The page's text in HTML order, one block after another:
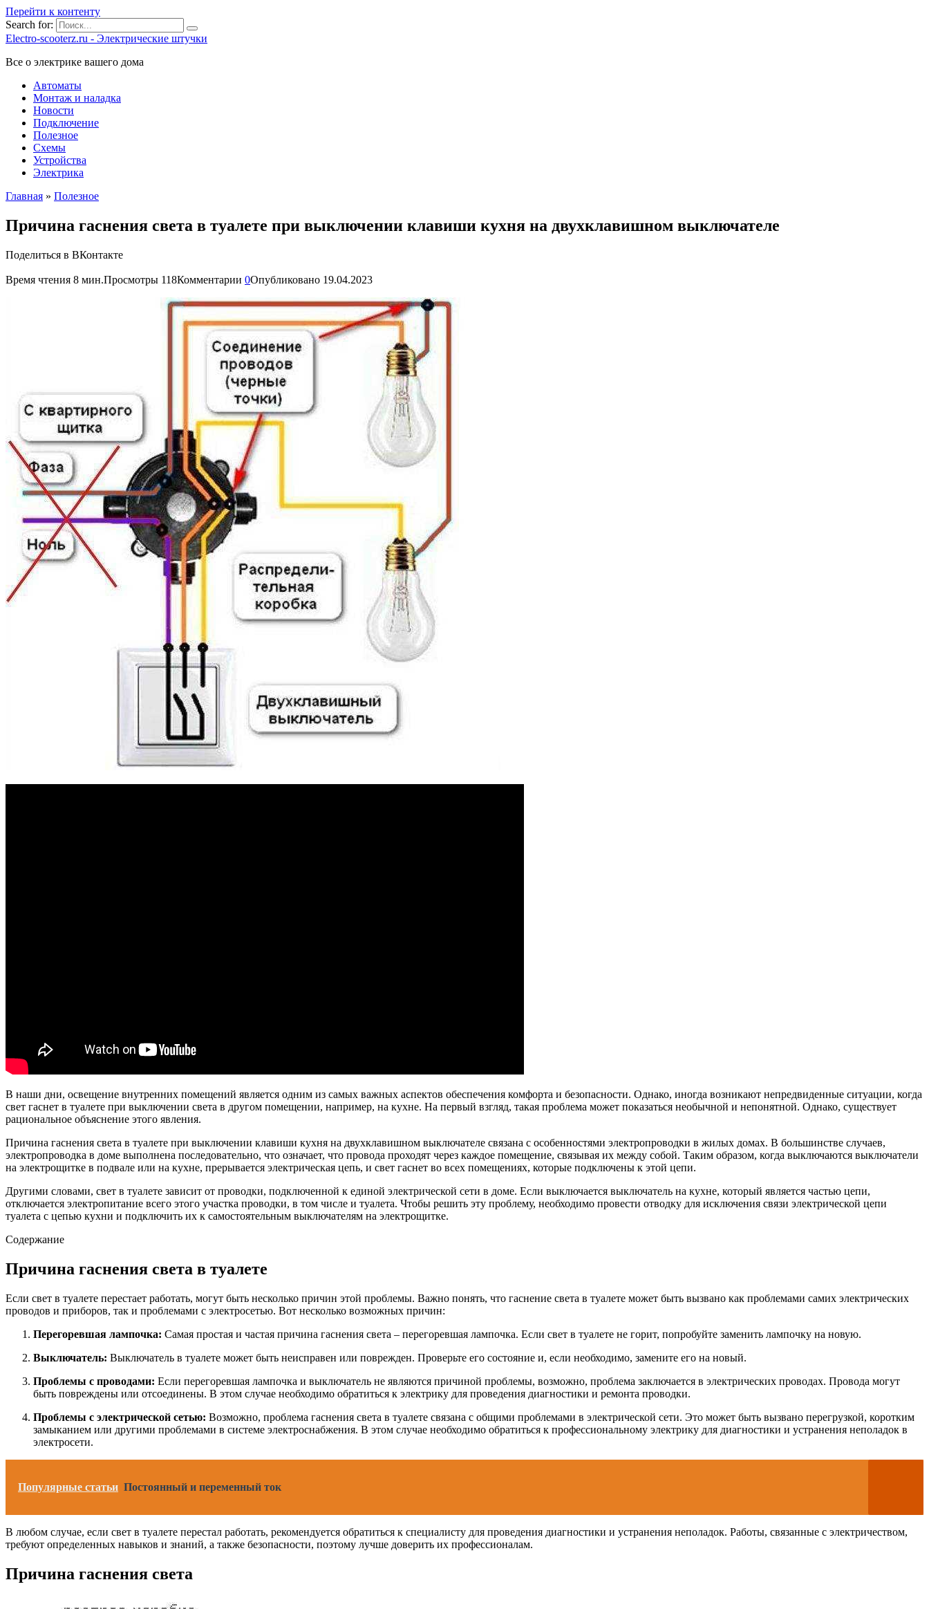
Перейти к контенту
Search for:
Electro-scooterz.ru - Электрические штучки
Все о электрике вашего дома
Автоматы
Монтаж и наладка
Новости
Подключение
Полезное
Схемы
Устройства
Электрика
Главная » Полезное
Причина гаснения света в туалете при выключении клавиши кухня на двухклавишном выключателе
Поделиться в ВКонтакте
Время чтения 8 мин.Просмотры 118Комментарии 0Опубликовано 19.04.2023
В наши дни, освещение внутренних помещений является одним из самых важных аспектов обеспечения комфорта и безопасности. Однако, иногда возникают непредвиденные ситуации, когда
свет гаснет в туалете при выключении света в другом помещении, например, на кухне. На первый взгляд, такая проблема может показаться необычной и непонятной. Однако, существует
рациональное объяснение этого явления.
Причина гаснения света в туалете при выключении клавиши кухня на двухклавишном выключателе связана с особенностями электропроводки в жилых домах. В большинстве случаев,
электропроводка в доме выполнена последовательно, что означает, что провода проходят через каждое помещение, связывая их между собой. Таким образом, когда выключаются выключатели
на электрощитке в подвале или на кухне, прерывается электрическая цепь, и свет гаснет во всех помещениях, которые подключены к этой цепи.
Другими словами, свет в туалете зависит от проводки, подключенной к единой электрической сети в доме. Если выключается выключатель на кухне, который является частью цепи,
отключается электропитание всего этого участка проводки, в том числе и туалета. Чтобы решить эту проблему, необходимо провести отводку для исключения связи электрической цепи
туалета с цепью кухни и подключить их к самостоятельным выключателям на электрощитке.
Содержание
Причина гаснения света в туалете
Если свет в туалете перестает работать, могут быть несколько причин этой проблемы. Важно понять, что гаснение света в туалете может быть вызвано как проблемами самих электрических
проводов и приборов, так и проблемами с электросетью. Вот несколько возможных причин:
Перегоревшая лампочка: Самая простая и частая причина гаснения света – перегоревшая лампочка. Если свет в туалете не горит, попробуйте заменить лампочку на новую.
Выключатель: Выключатель в туалете может быть неисправен или поврежден. Проверьте его состояние и, если необходимо, замените его на новый.
Проблемы с проводами: Если перегоревшая лампочка и выключатель не являются причиной проблемы, возможно, проблема заключается в электрических проводах. Провода могут
быть повреждены или отсоединены. В этом случае необходимо обратиться к электрику для проведения диагностики и ремонта проводки.
Проблемы с электрической сетью: Возможно, проблема гаснения света в туалете связана с общими проблемами в электрической сети. Это может быть вызвано перегрузкой, коротким
замыканием или другими проблемами в системе электроснабжения. В этом случае необходимо обратиться к профессиональному электрику для диагностики и устранения неполадок в
электросети.
Популярные статьи Постоянный и переменный ток
В любом случае, если свет в туалете перестал работать, рекомендуется обратиться к специалисту для проведения диагностики и устранения неполадок. Работы, связанные с электричеством,
требуют определенных навыков и знаний, а также безопасности, поэтому лучше доверить их профессионалам.
Причина гаснения света